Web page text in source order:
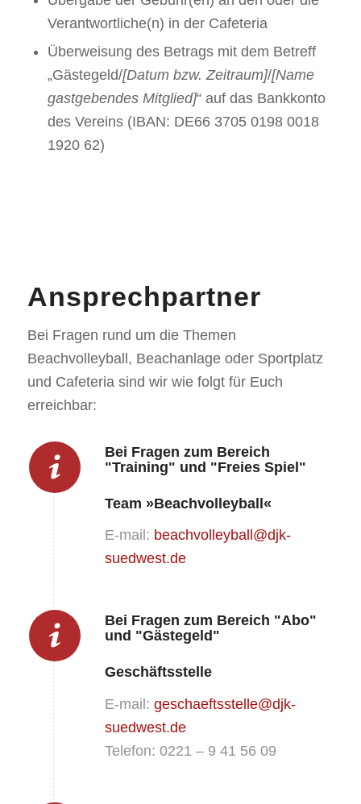
Verantwortliche(n) in der Cafeteria
Überweisung des Betrags mit dem Betreff
„Gästegeld/[Datum bzw. Zeitraum]/[Name
gastgebendes Mitglied]“ auf das Bankkonto
des Vereins (IBAN: DE66 3705 0198 0018
1920 62)
Ansprechpartner
Bei Fragen rund um die Themen
Beachvolleyball, Beachanlage oder Sportplatz
und Cafeteria sind wir wie folgt für Euch
erreichbar:
Bei Fragen zum Bereich
"Training" und "Freies Spiel"
Team »Beachvolleyball«
E-mail: beachvolleyball@djk-
suedwest.de
Bei Fragen zum Bereich "Abo"
und "Gästegeld"
Geschäftsstelle
E-mail: geschaeftsstelle@djk-
suedwest.de
Telefon: 0221 – 9 41 56 09